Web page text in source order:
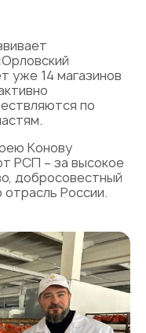
уже 14 магазинов
по
Конову
РСП – за высокое
добросовестный
России.